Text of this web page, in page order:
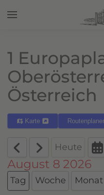
Zum Hauptinhalt
1
Österreich
Karte Routenplaner
Heute
August 8 2026
Tag Woche Monat